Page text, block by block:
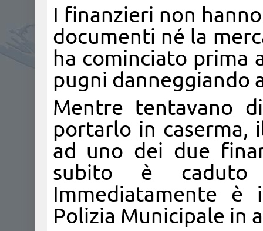
I finanzieri non
documenti né la
ha cominciato prima
pugni danneggiando
Mentre tentavano
portarlo in caserma,
ad uno dei due
subito è
Immediatamente è
Polizia Municipale in